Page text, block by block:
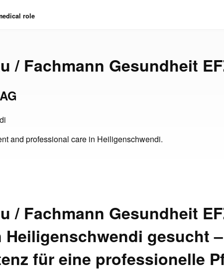
role
/ Fachmann Gesundheit
and professional care in Heiligenschwendi.
/ Fachmann Gesundheit
Heiligenschwendi gesucht
für eine professionelle